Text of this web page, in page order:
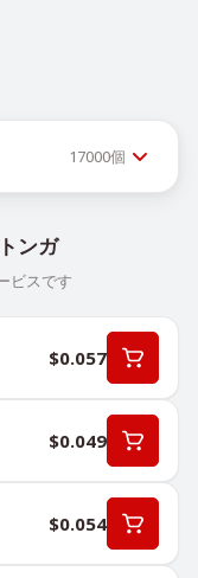
17000個
ンガ
ビスです
$0.057
$0.049
$0.054